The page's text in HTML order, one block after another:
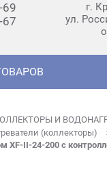
69
67
г.
ул.
И
(коллекторы)
XF-II-24-200 с